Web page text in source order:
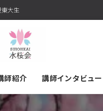
大生
師紹介 講師インタビュー